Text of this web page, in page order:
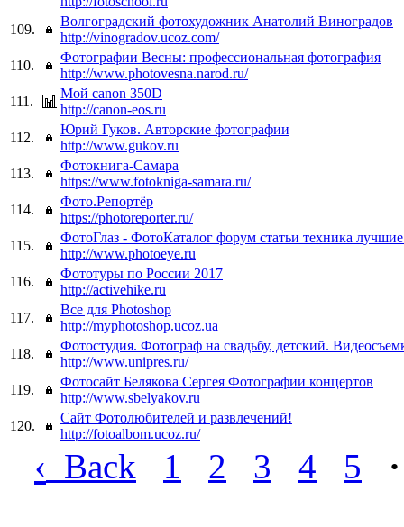
109.
Волгоградский фотохудожник Анатолий Виноградов
http://vinogradov.ucoz.com/
110.
Фотографии Весны: профессиональная фотография
http://www.photovesna.narod.ru/
111.
Мой canon 350D
http://canon-eos.ru
112.
Юрий Гуков. Авторские фотографии
http://www.gukov.ru
113.
Фотокнига-Самара
https://www.fotokniga-samara.ru/
114.
Фото.Репортёр
https://photoreporter.ru/
115.
ФотоГлаз - ФотоКаталог форум статьи техника
http://www.photoeye.ru
116.
Фототуры по России 2017
http://activehike.ru
117.
Все для Photoshop
http://myphotoshop.ucoz.ua
118.
Фотостудия. Фотограф на свадьбу, детский.
http://www.unipres.ru/
119.
Фотосайт Белякова Сергея Фотографии концертов
http://www.sbelyakov.ru
120.
Сайт Фотолюбителей и развлечений!
http://fotoalbom.ucoz.ru/
‹ Back 1 2 3 4 5